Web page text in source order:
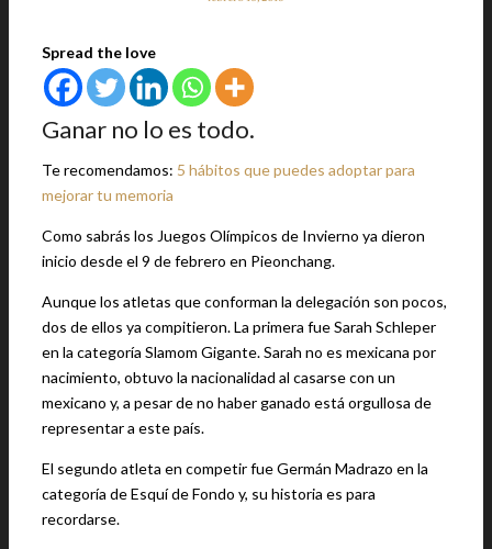
Spread the love
Ganar no lo es todo.
Te recomendamos: 5 hábitos que puedes adoptar para
mejorar tu memoria
Como sabrás los Juegos Olímpicos de Invierno ya dieron
inicio desde el 9 de febrero en Pieonchang.
Aunque los atletas que conforman la delegación son pocos,
dos de ellos ya compitieron. La primera fue Sarah Schleper
en la categoría Slamom Gigante. Sarah no es mexicana por
nacimiento, obtuvo la nacionalidad al casarse con un
mexicano y, a pesar de no haber ganado está orgullosa de
representar a este país.
El segundo atleta en competir fue Germán Madrazo en la
categoría de Esquí de Fondo y, su historia es para
recordarse.